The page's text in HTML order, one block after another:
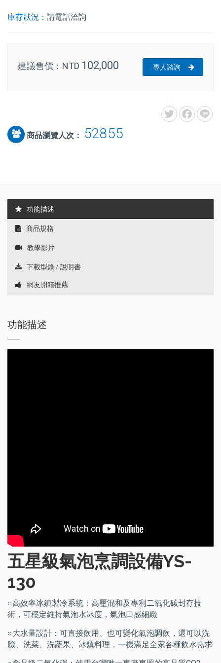
庫存狀況： 請電話洽詢
建議售價： NTD 102,000 專人諮詢
商品瀏覽人次： 52855
功能描述
商品規格
教學影片
下載型錄 / 說明書
網友開箱推薦
功能描述
五星級氣泡烹調設備YS-
130
○高效率冰鎮製冷系統：高壓混和及專利二氧化碳封存技
術，可穩定維持氣泡水冰度，氣泡口感細緻
○大水量設計：可直接飲用、也可變化氣泡調飲，還可以洗
臉、洗菜、洗蔬果、冰鎮料理，一機滿足全家各種飲水需求